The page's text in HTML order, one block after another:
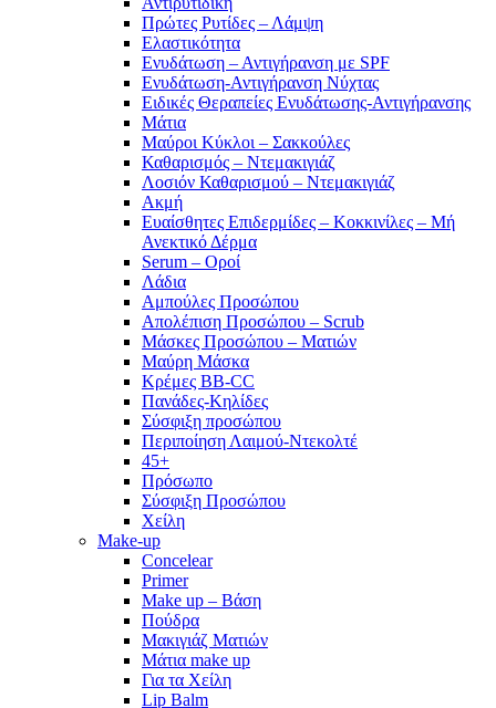
Πρώτες Ρυτίδες – Λάμψη
Ελαστικότητα
Ενυδάτωση – Αντιγήρανση με SPF
Ενυδάτωση-Αντιγήρανση Νύχτας
Ειδικές Θεραπείες Ενυδάτωσης-Αντιγήρανσης
Μάτια
Μαύροι Κύκλοι – Σακκούλες
Καθαρισμός – Ντεμακιγιάζ
Λοσιόν Καθαρισμού – Ντεμακιγιάζ
Ακμή
Ευαίσθητες Επιδερμίδες – Κοκκινίλες – Μή
Ανεκτικό Δέρμα
Serum – Οροί
Λάδια
Αμπούλες Προσώπου
Απολέπιση Προσώπου – Scrub
Μάσκες Προσώπου – Ματιών
Μαύρη Μάσκα
Κρέμες BB-CC
Πανάδες-Κηλίδες
Σύσφιξη προσώπου
Περιποίηση Λαιμού-Ντεκολτέ
45+
Πρόσωπο
Σύσφιξη Προσώπου
Χείλη
Make-up
Concelear
Primer
Make up – Βάση
Πούδρα
Μακιγιάζ Ματιών
Μάτια make up
Για τα Χείλη
Lip Balm